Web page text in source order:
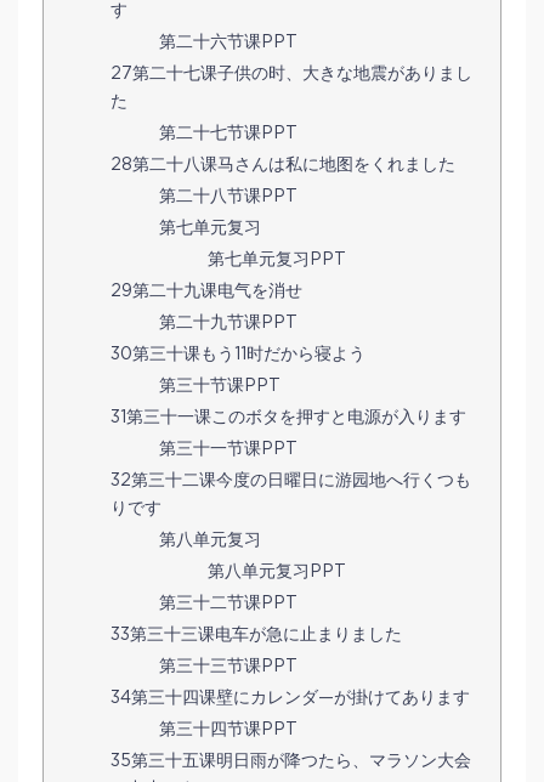
す
第二十六节课PPT
27第二十七课子供の时、大きな地震がありまし
た
第二十七节课PPT
28第二十八课马さんは私に地图をくれました
第二十八节课PPT
第七单元复习
第七单元复习PPT
29第二十九课电气を消せ
第二十九节课PPT
30第三十课もう11时だから寝よう
第三十节课PPT
31第三十一课このボタを押すと电源が入ります
第三十一节课PPT
32第三十二课今度の日曜日に游园地へ行くつも
りです
第八单元复习
第八单元复习PPT
第三十二节课PPT
33第三十三课电车が急に止まりました
第三十三节课PPT
34第三十四课壁にカレンダ—が掛けてあります
第三十四节课PPT
35第三十五课明日雨が降つたら、マラソン大会